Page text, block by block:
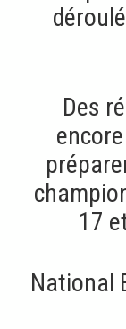
Des
17
National